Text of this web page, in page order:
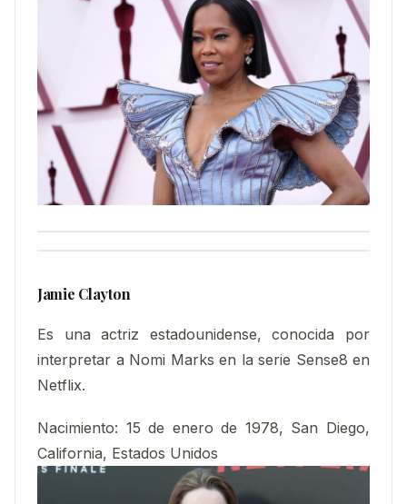
Jamie Clayton
Es una actriz estadounidense, conocida por
interpretar a Nomi Marks en la serie Sense8 en
Netflix.
Nacimiento: 15 de enero de 1978, San Diego,
California, Estados Unidos